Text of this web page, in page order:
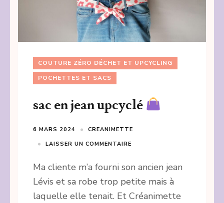
COUTURE ZÉRO DÉCHET ET UPCYCLING
POCHETTES ET SACS
sac en jean upcyclé
6 MARS 2024
CREANIMETTE
LAISSER UN COMMENTAIRE
Ma cliente m’a fourni son ancien jean
Lévis et sa robe trop petite mais à
laquelle elle tenait. Et Créanimette